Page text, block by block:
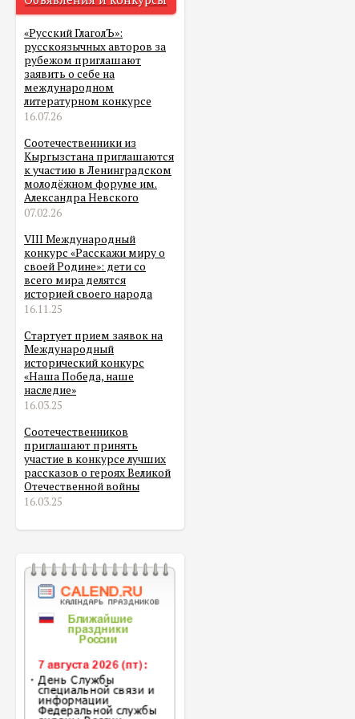
«Русский ГлаголЪ»:
русскоязычных авторов за
рубежом приглашают
заявить о себе на
международном
литературном конкурсе
16.07.26
Соотечественники из
Кыргызстана приглашаются
к участию в Ленинградском
молодёжном форуме им.
Александра Невского
07.02.26
VIII Международный
конкурс «Расскажи миру о
своей Родине»: дети со
всего мира делятся
историей своего народа
16.11.25
Стартует прием заявок на
Международный
исторический конкурс
«Наша Победа, наше
наследие»
16.03.25
Соотечественников
приглашают принять
участие в конкурсе лучших
рассказов о героях Великой
Отечественной войны
16.03.25